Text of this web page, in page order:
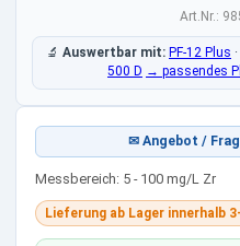
Art.Nr.:
🔬 Auswertbar mit: PF-12 Plus ·
500 D → passendes
✉ Angebot /
Messbereich: 5 - 100 mg/L Zr
Lieferung ab Lager innerhalb